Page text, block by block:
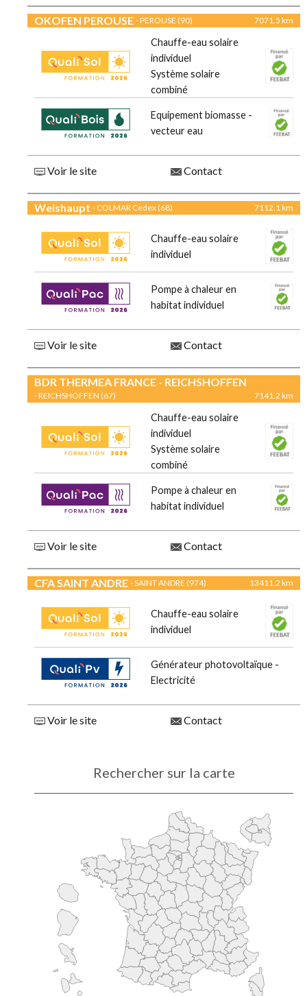
OKOFEN PEROUSE - PEROUSE (90) 7071.5 km
Chauffe-eau solaire
individuel
Système solaire
combiné
Equipement biomasse -
vecteur eau
Voir le site Contact
Weishaupt - COLMAR Cedex (68) 7112.1 km
Chauffe-eau solaire
individuel
Pompe à chaleur en
habitat individuel
Voir le site Contact
BDR THERMEA FRANCE - REICHSHOFFEN
- REICHSHOFFEN (67) 7141.2 km
Chauffe-eau solaire
individuel
Système solaire
combiné
Pompe à chaleur en
habitat individuel
Voir le site Contact
CFA SAINT ANDRE - SAINT ANDRE (974) 13411.2 km
Chauffe-eau solaire
individuel
Générateur photovoltaïque -
Electricité
Voir le site Contact
Rechercher sur la carte